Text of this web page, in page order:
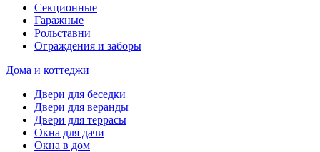
Секционные
Гаражные
Рольставни
Ограждения и заборы
Дома и коттеджи
Двери для беседки
Двери для веранды
Двери для террасы
Окна для дачи
Окна в дом